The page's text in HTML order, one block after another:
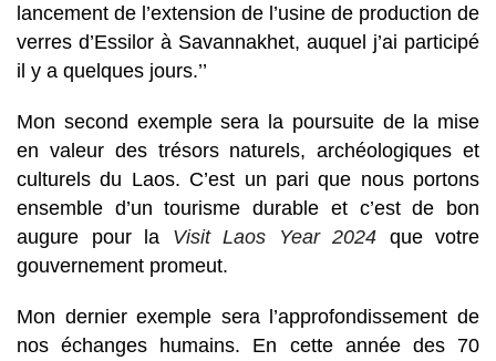
lancement de l’extension de l’usine de production de
verres d’Essilor à Savannakhet, auquel j’ai participé
il y a quelques jours.’’
Mon second exemple sera la poursuite de la mise
en valeur des trésors naturels, archéologiques et
culturels du Laos. C’est un pari que nous portons
ensemble d’un tourisme durable et c’est de bon
augure pour la Visit Laos Year​ 2024 que votre
gouvernement promeut.
Mon dernier exemple sera l’approfondissement de
nos échanges humains. En cette année des 70